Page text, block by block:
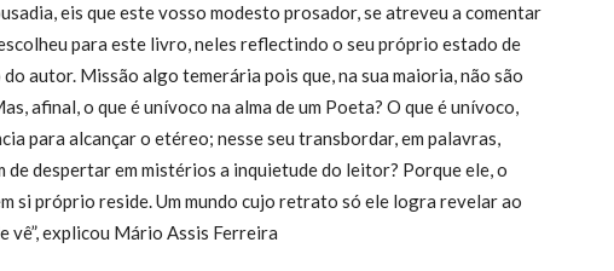
eis que este vosso modesto prosador, se atreveu a comentar
para este livro, neles reflectindo o seu próprio estado de
autor. Missão algo temerária pois que, na sua maioria, não são
afinal, o que é unívoco na alma de um Poeta? O que é unívoco,
para alcançar o etéreo; nesse seu transbordar, em palavras,
de despertar em mistérios a inquietude do leitor? Porque ele, o
si próprio reside. Um mundo cujo retrato só ele logra revelar ao
vê”, explicou Mário Assis Ferreira